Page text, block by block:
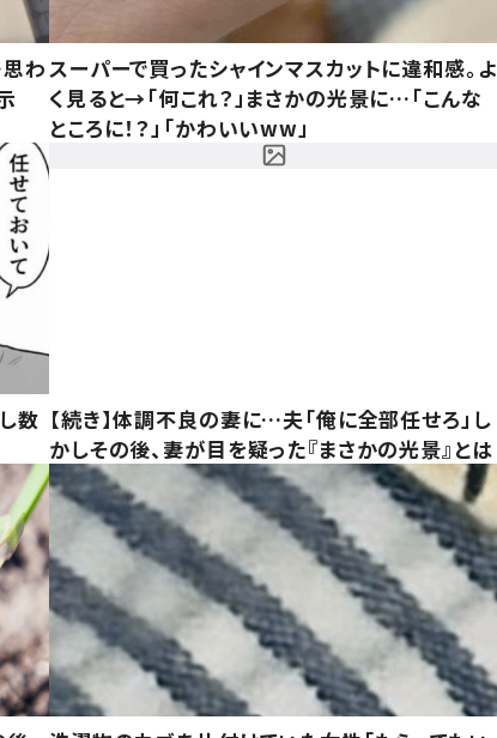
わスーパーで買ったシャインマスカットに違和感。よ
く見ると→「何これ？」まさかの光景に…「こんな
ところに！？」「かわいいww」
数 【続き】体調不良の妻に…夫「俺に全部任せろ」し
かしその後、妻が目を疑った『まさかの光景』とは